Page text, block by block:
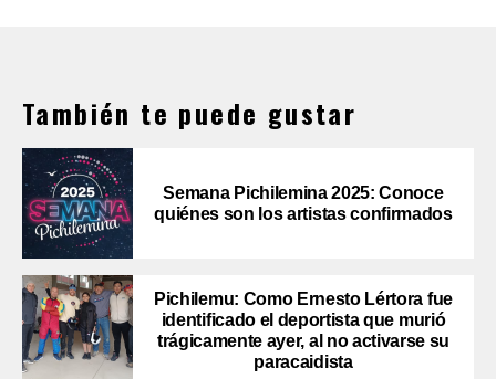
También te puede gustar
Semana Pichilemina 2025: Conoce
quiénes son los artistas confirmados
Pichilemu: Como Ernesto Lértora fue
identificado el deportista que murió
trágicamente ayer, al no activarse su
paracaidista